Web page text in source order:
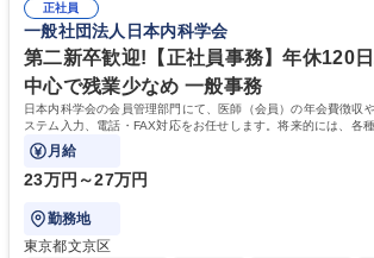
平均100件前後■メール・手紙：同上40件前後 募集職種 中野本社【お客様
相談室】お客様のお声をもとにより良い商品づくりへ
すのでご安心ください。 【当社について】キリング
う会社として、お客様との出会いを大切にし、磨き上
を込めてコミュニケーションをとりながら広報関連
す。 学歴・資格 学歴：大学院 大学 高専 短大 専修学校 高校 語学力： 資
格：
正社員
一般社団法人日本内科学会
第二新卒歓迎!【正社員事務】年休120
中心で残業少なめ 一般事務
日本内科学会の会員管理部門にて、医師（会員）の年会費徴収
ステム入力、電話・FAX対応をお任せします。将来的には、各
などにも幅広く携わっていただきます。
月給
23万円～27万円
勤務地
東京都文京区